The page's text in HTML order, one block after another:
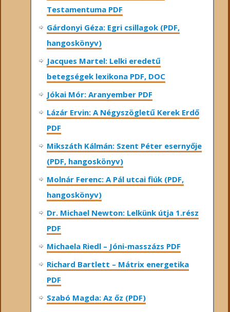
Testamentuma PDF
Gárdonyi Géza: Egri csillagok (PDF,
hangoskönyv)
Jacques Martel: Lelki eredetű
betegségek lexikona PDF, DOC
Jókai Mór: Aranyember PDF
Lázár Ervin: A Négyszögletű Kerek Erdő
PDF
Mikszáth Kálmán: Szent Péter esernyője
(PDF, hangoskönyv)
Molnár Ferenc: A Pál utcai fiúk (PDF,
hangoskönyv)
Dr. Michael Newton: Lelkünk útja 1.rész
PDF
Michaela Riedl – Jóni-masszázs PDF
Richard Bartlett – Mátrix energetika
PDF
Szabó Magda: Az őz (PDF)